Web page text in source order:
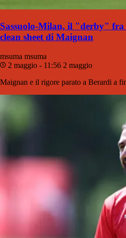
Sassuolo-Milan, il "derby" fra
clean sheet di Maignan
msuma msuma
2 maggio - 11:56 2 maggio
Maignan e il rigore parato a Berardi a